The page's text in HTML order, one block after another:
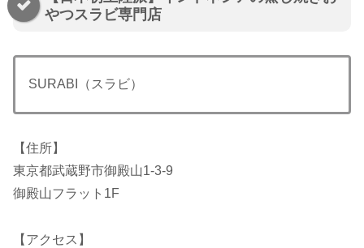
やつスラビ専門店
SURABI（スラビ）
【住所】
東京都武蔵野市御殿山1-3-9
御殿山フラット1F
【アクセス】